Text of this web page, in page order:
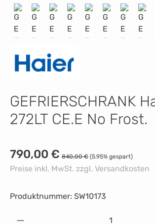
GEFRIERSCHRANK
272LT CE.E No Frost.
Verkaufspreis:
790,00 € Regulärer Preis:
840,00 € (5.95% gespart)
Preise inkl. MwSt. zzgl. Versandkosten
Produktnummer: SW10173
Produkt Anzahl: Gib den